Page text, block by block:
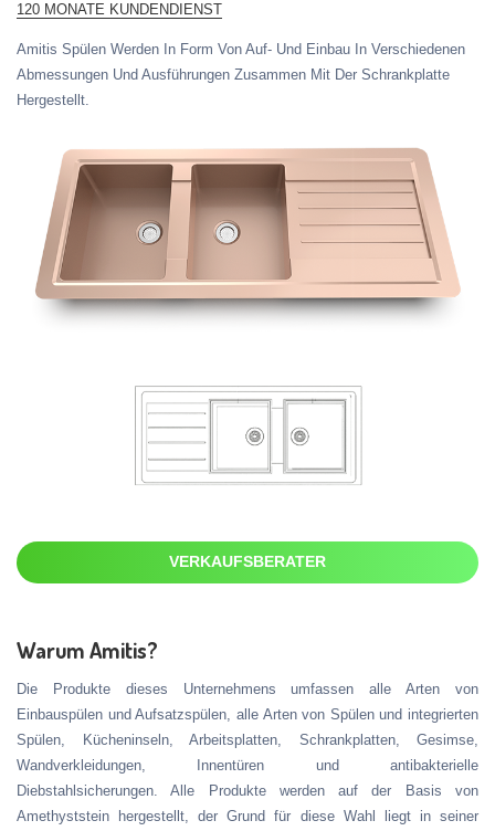
120 MONATE KUNDENDIENST
Amitis Spülen Werden In Form Von Auf- Und Einbau In Verschiedenen
Abmessungen Und Ausführungen Zusammen Mit Der Schrankplatte
Hergestellt.
VERKAUFSBERATER
Warum Amitis?
Die Produkte dieses Unternehmens umfassen alle Arten von
Einbauspülen und Aufsatzspülen, alle Arten von Spülen und integrierten
Spülen, Kücheninseln, Arbeitsplatten, Schrankplatten, Gesimse,
Wandverkleidungen, Innentüren und antibakterielle
Diebstahlsicherungen. Alle Produkte werden auf der Basis von
Amethyststein hergestellt, der Grund für diese Wahl liegt in seiner